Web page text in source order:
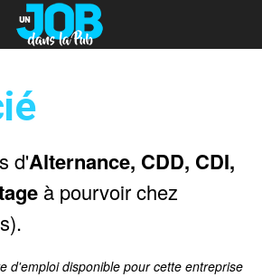
d'Alternance, CDD, CDI,
à pourvoir chez
d'emploi disponible pour cette entreprise